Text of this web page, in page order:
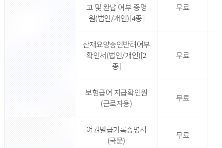
고 및 완납 여부 증명
원(법인/개인)[4종]
무료
산재요양승인반려여부
확인서(법인/개인)[2
종]
무료
보험급여 지급확인원
(근로자용)
무료
여권발급기록증명서
(국문)
무료